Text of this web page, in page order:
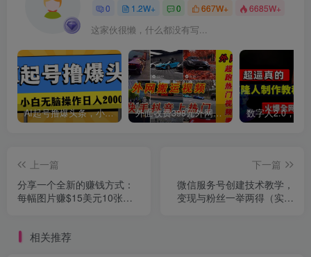
0 1.2W+ 0 667W+ 6685W+
这家伙很懒，什么都没有写...
AI起号撸爆头条，小白也能操作，日入2000+ 外面收费398元外网超跑豪车汽车视频搬运至快手抖音上热门项目
上一篇
分享一个全新的赚钱方式：
每幅图片赚$15美元10张图
下一篇
微信服务号创建技术教学，
变现与粉丝一举两得（实操
相关推荐